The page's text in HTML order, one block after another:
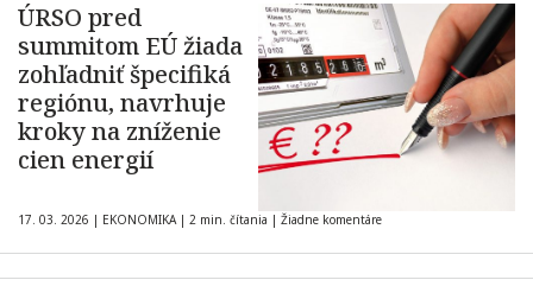
ÚRSO pred
summitom EÚ žiada
zohľadniť špecifiká
regiónu, navrhuje
kroky na zníženie
cien energií
17. 03. 2026 | EKONOMIKA | 2 min. čítania | Žiadne komentáre